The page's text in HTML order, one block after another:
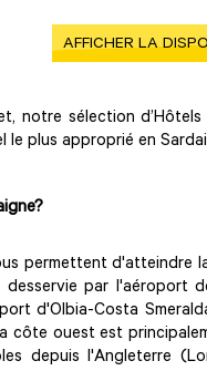
AFFICHER LA
notre sélection
le plus approprié en
permettent d'atteindre
par l'aéroport
d'Olbia-Costa
côte ouest est
depuis l'Angleterre